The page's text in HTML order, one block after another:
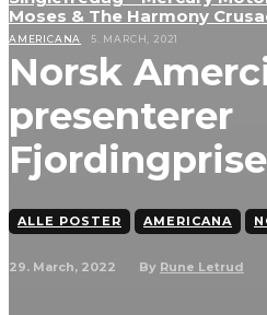
Norsk
presenterer
ALLE POSTER AMERICANA
29. March, 2022 By Rune Letrud
Moses & The Harmony
AMERICANA 5. MARCH, 2021